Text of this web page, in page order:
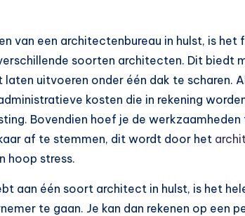
van een architectenbureau in hulst, is het
soorten architecten. Dit biedt
uitvoeren onder één dak te scharen.
kosten die in rekening
Bovendien hoef je de werkzaamheden
af te stemmen, dit wordt door het
hoop stress.
aan één soort architect in hulst, is het
te gaan. Je kan dan rekenen op een